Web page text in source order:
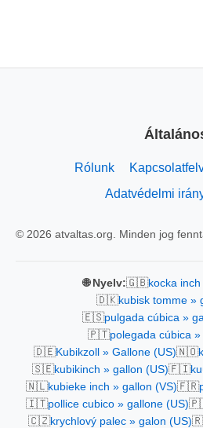
Rólunk
Adatvédelmi
© 2026 atvaltas.org. Minden jog
🌐 Nyelv:🇬🇧kocka
🇩🇰kubisk tomme »
🇪🇸pulgada cúbica »
🇵🇹polegada cúbica »
🇩🇪Kubikzoll » Gallone (US)🇳🇴
🇸🇪kubikinch » gallon (US)🇫🇮
🇳🇱kubieke inch » gallon (VS)🇫🇷
🇮🇹pollice cubico » gallone (US)
🇨🇿krychlový palec » galon (US)